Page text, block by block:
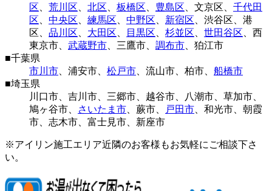
区
荒川区 北区 板橋区 豊島区 文京区
千代田
区
中央区 練馬区 中野区 新宿区 渋谷区
港
区
品川区 大田区 目黒区 杉並区 世田谷区
西
東京市
武蔵野市 三鷹市 調布市
狛江市
■千葉県
市川市
浦安市 松戸市 流山市 柏市
船橋市
■埼玉県
川口市
吉川市 三郷市 越谷市 八潮市 草加市
鳩ヶ谷市
さいたま市 蕨市 戸田市 和光市
朝霞
市
志木市 富士見市 新座市
※アイリン施工エリア近隣のお客様もお気軽にご相談下さ
い。